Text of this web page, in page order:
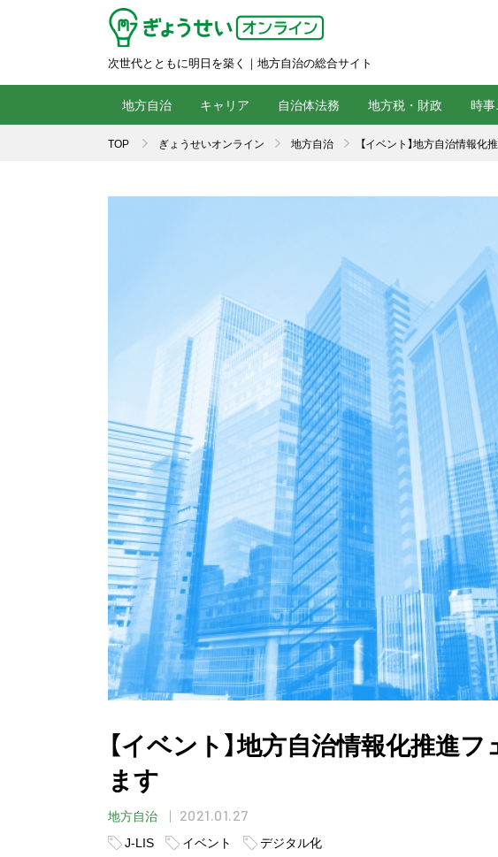
次世代とともに明日を築く｜地方自治の総合サイト
地方自治 キャリア 自治体法務 地方税・財政 時
TOP ぎょうせいオンライン 地方自治 【イベント】地方自治情報
【イベント】地方自治情報化推進
ます
地方自治 2021.01.27
J-LIS イベント デジタル化